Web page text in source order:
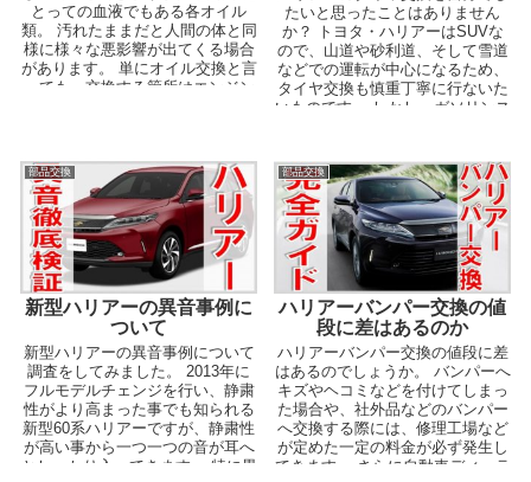
とっての血液でもある各オイル
類。 汚れたままだと人間の体と同
様に様々な悪影響が出てくる場合
があります。 単にオイル交換と言
っても、交換する箇所はエンジン
たいと思ったことはありません
か？ トヨタ・ハリアーはSUVな
ので、山道や砂利道、そして雪道
などでの運転が中心になるため、
タイヤ交換も慎重丁寧に行ないた
いものです。 しかし、ガソリンス
部品交換
新型ハリアーの異音事例に
ついて
新型ハリアーの異音事例について
調査をしてみました。 2013年に
フルモデルチェンジを行い、静粛
性がより高まった事でも知られる
新型60系ハリアーですが、静粛性
が高い事から一つ一つの音が耳へ
としっかり入ってきます。 特に異
部品交換
ハリアーバンパー交換の値
段に差はあるのか
ハリアーバンパー交換の値段に差
はあるのでしょうか。 バンパーへ
キズやヘコミなどを付けてしまっ
た場合や、社外品などのバンパー
へ交換する際には、修理工場など
が定めた一定の料金が必ず発生し
てきます。 さらに自動車ディーラ